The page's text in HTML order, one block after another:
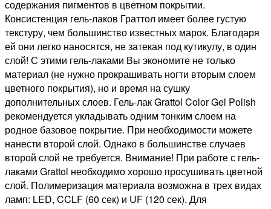
содержания пигментов в цветном покрытии.
Консистенция гель-лаков Граттол имеет более густую
текстуру, чем большинство известных марок. Благодаря
ей они легко наносятся, не затекая под кутикулу, в один
слой! С этими гель-лаками Вы экономите не только
материал (не нужно прокрашивать ногти вторым слоем
цветного покрытия), но и время на сушку
дополнительных слоев. Гель-лак Grattol Color Gel Polish
рекомендуется укладывать одним тонким слоем на
родное базовое покрытие. При необходимости можете
нанести второй слой. Однако в большинстве случаев
второй слой не требуется. Внимание! При работе с гель-
лаками Grattol необходимо хорошо просушивать цветной
слой. Полимеризация материала возможна в трех видах
ламп: LED, CCLF (60 сек) и UF (120 сек). Для